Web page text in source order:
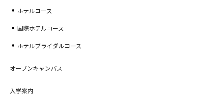
ホテルコース
国際ホテルコース
ホテルブライダルコース
オープンキャンパス
入学案内